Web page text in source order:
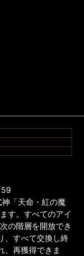
「天命・紅の魔
す。すべてのアイ
の階層を開放でき
、すべて交換し終
、再獲得できま